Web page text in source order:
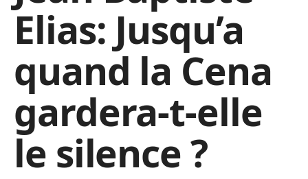
Elias: Jusqu’a
quand la Cena
gardera-t-elle
le silence ?